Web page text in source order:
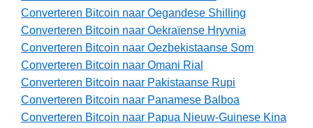
Converteren Bitcoin naar Oegandese Shilling
Converteren Bitcoin naar Oekraïense Hryvnia
Converteren Bitcoin naar Oezbekistaanse Som
Converteren Bitcoin naar Omani Rial
Converteren Bitcoin naar Pakistaanse Rupi
Converteren Bitcoin naar Panamese Balboa
Converteren Bitcoin naar Papua Nieuw-Guinese Kina